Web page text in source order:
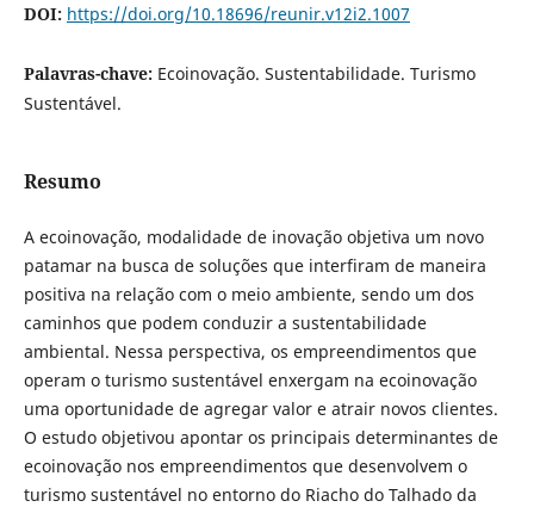
DOI: https://doi.org/10.18696/reunir.v12i2.1007
Palavras-chave: Ecoinovação. Sustentabilidade. Turismo
Sustentável.
Resumo
A ecoinovação, modalidade de inovação objetiva um novo
patamar na busca de soluções que interfiram de maneira
positiva na relação com o meio ambiente, sendo um dos
caminhos que podem conduzir a sustentabilidade
ambiental. Nessa perspectiva, os empreendimentos que
operam o turismo sustentável enxergam na ecoinovação
uma oportunidade de agregar valor e atrair novos clientes.
O estudo objetivou apontar os principais determinantes de
ecoinovação nos empreendimentos que desenvolvem o
turismo sustentável no entorno do Riacho do Talhado da